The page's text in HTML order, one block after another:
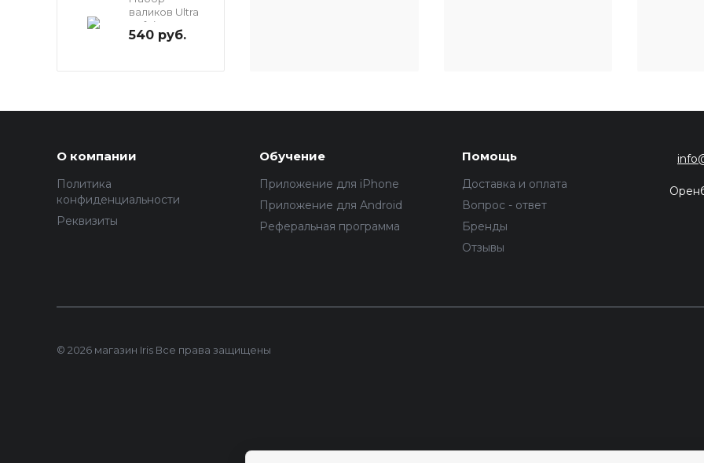
валиков Ultra
Soft (5 пар - S,
M, M1, M2, L)
540 руб.
О компании
Политика
конфиденциальности
Реквизиты
Обучение
Приложение для iPhone
Приложение для Android
Реферальная программа
Помощь
Доставка и оплата
Вопрос - ответ
Бренды
Отзывы
© 2026 магазин Iris Все права защищены